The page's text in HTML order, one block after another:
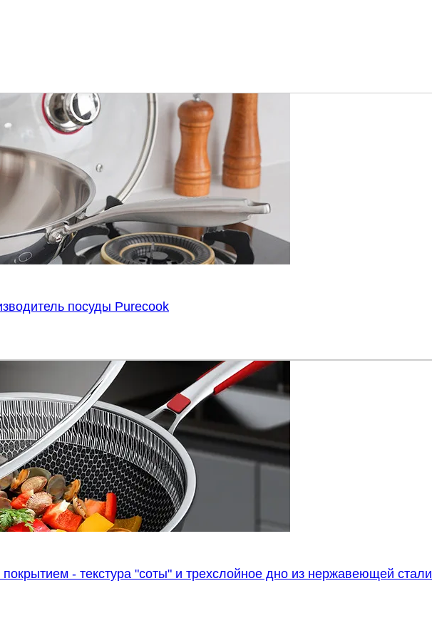
посуды Purecook
- текстура "соты" и трехслойное дно из нержавеющей стали